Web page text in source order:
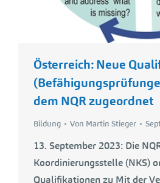
Österreich: Neue
dem NQR zugeordnet
Bildung Von Martin Stieger
13. September 2023: Die
Koordinierungsstelle (NKS)
Qualifikationen zu Mit der